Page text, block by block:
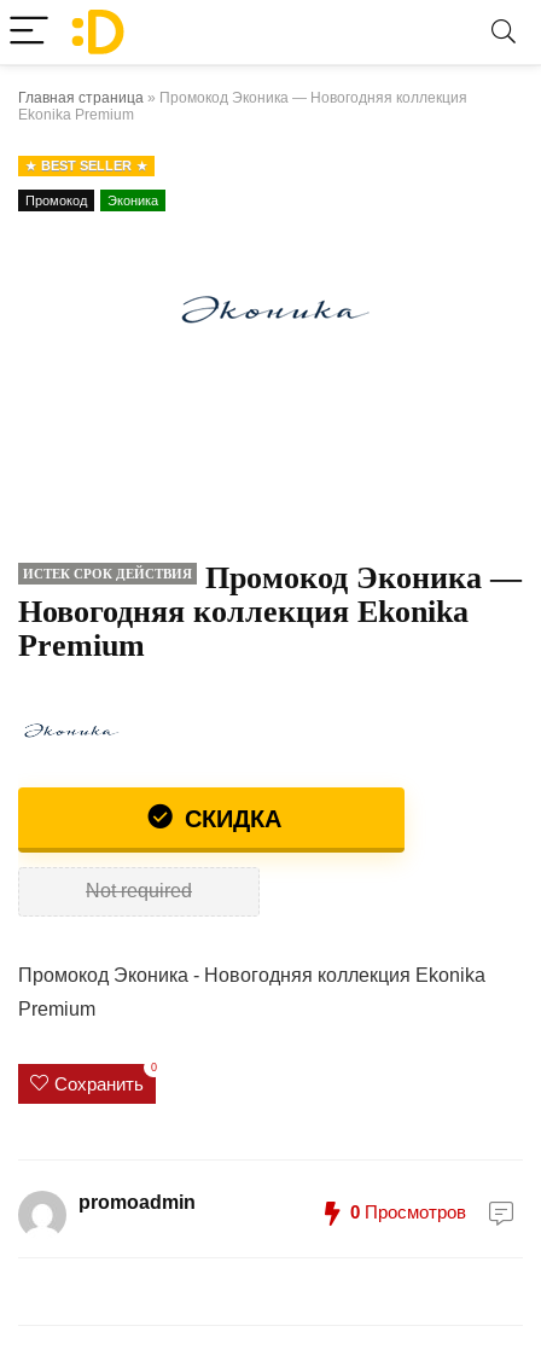
Главная страница » Промокод Эконика — Новогодняя коллекция
Ekonika Premium
BEST SELLER
Промокод Эконика
ИСТЕК СРОК ДЕЙСТВИЯ
Промокод Эконика —
Новогодняя коллекция Ekonika
Premium
СКИДКА
Not required
Промокод Эконика - Новогодняя коллекция Ekonika
Premium
Сохранить
0
promoadmin 0 Просмотров